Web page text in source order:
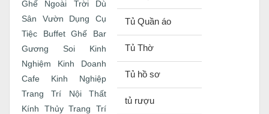
Ghế Ngoài Trời
Dù
Sân Vườn
Dụng Cụ
Tiệc Buffet
Ghế Bar
Gương Soi
Kinh
Nghiệm Kinh Doanh
Cafe
Kinh Nghiệp
Trang Trí Nội Thất
Kính Thủy Trang Trí
Tủ Quần áo
Tủ Thờ
Tủ hồ sơ
tủ rượu